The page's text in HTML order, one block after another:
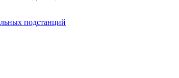
подстанций